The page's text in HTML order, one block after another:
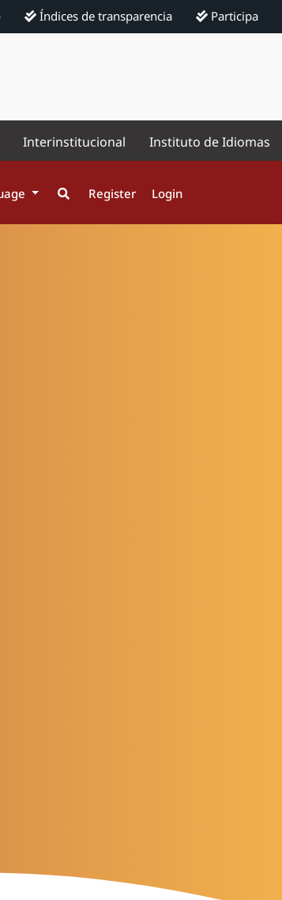
Índices de transparencia Participa
Interinstitucional Instituto de Idiomas
Register Login